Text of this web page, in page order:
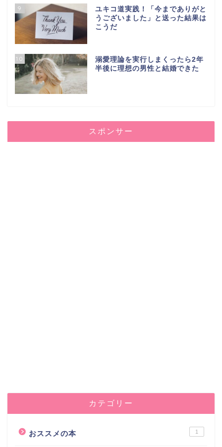
9
ユキコ道実践！「今までありがと
うございました」と送った結果は
こうだ
10
溺愛理論を実行しまくったら2年
半後に理想の男性と結婚できた
スポンサー
カテゴリー
おススメの本 1